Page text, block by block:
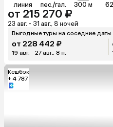
линия пес./гал. 300 м
от 215 270 ₽
23 авг. - 31 авг., 8 ночей
Выгодные туры на соседние даты
от 228 442 ₽
19 авг. - 27 авг., 8 н.
Кешбэк
+ 4 787